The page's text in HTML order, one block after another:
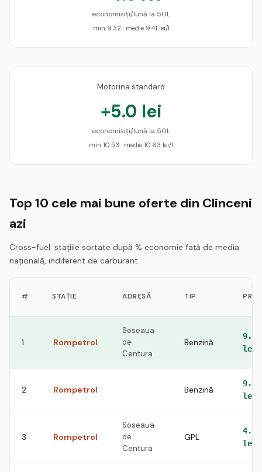
economisiți/lună la 50L
min 9.32 · medie 9.41 lei/l
Motorina standard
+5.0 lei
economisiți/lună la 50L
min 10.53 · medie 10.63 lei/l
Top 10 cele mai bune oferte din Clinceni
azi
Cross-fuel: stațiile sortate după % economie față de media
națională, indiferent de carburant.
# STAȚIE ADRESĂ TIP PREȚ
1 Rompetrol
Soseaua
de
Centura
Benzină
9.32
lei
2 Rompetrol Benzină
9.32
lei
3 Rompetrol
Soseaua
de
Centura
GPL
4.6
lei